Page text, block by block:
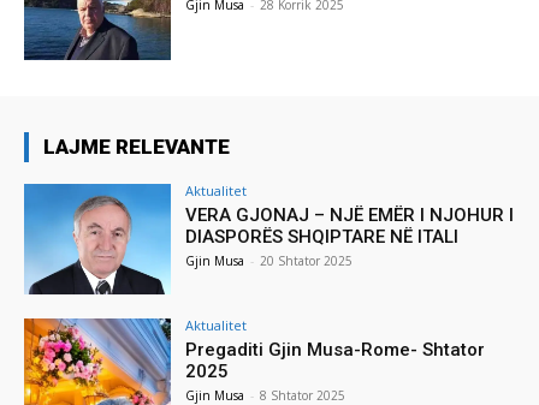
Gjin Musa - 28 Korrik 2025
LAJME RELEVANTE
Aktualitet
VERA GJONAJ – NJË EMËR I NJOHUR I
DIASPORËS SHQIPTARE NË ITALI
Gjin Musa - 20 Shtator 2025
Aktualitet
Pregaditi Gjin Musa-Rome- Shtator
2025
Gjin Musa - 8 Shtator 2025